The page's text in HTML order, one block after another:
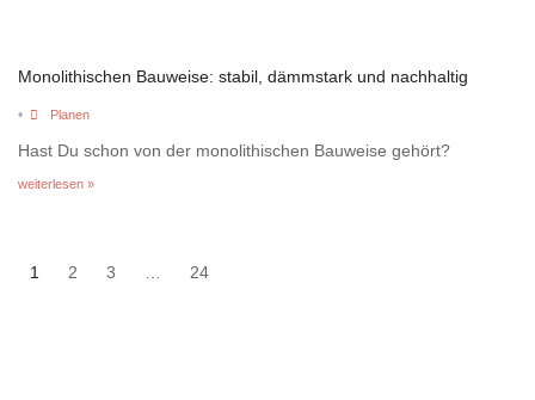
Monolithischen Bauweise: stabil, dämmstark und nachhaltig
• Planen
Hast Du schon von der monolithischen Bauweise gehört?
weiterlesen »
1 2 3 24